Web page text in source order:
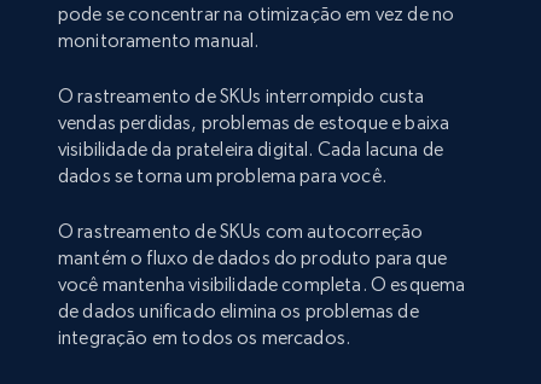
pode se concentrar na otimização em vez de no
monitoramento manual.
O rastreamento de SKUs interrompido custa
vendas perdidas, problemas de estoque e baixa
visibilidade da prateleira digital. Cada lacuna de
dados se torna um problema para você.
O rastreamento de SKUs com autocorreção
mantém o fluxo de dados do produto para que
você mantenha visibilidade completa. O esquema
de dados unificado elimina os problemas de
integração em todos os mercados.